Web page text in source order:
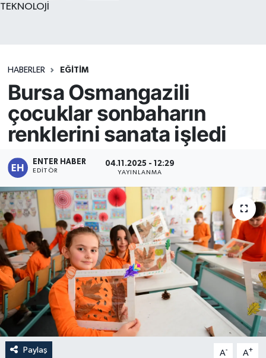
TEKNOLOJİ
HABERLER EĞİTİM
Bursa Osmangazili
çocuklar sonbaharın
renklerini sanata işledi
ENTER HABER
EDITÖR
04.11.2025 - 12:29
YAYINLANMA
Paylaş A- A+